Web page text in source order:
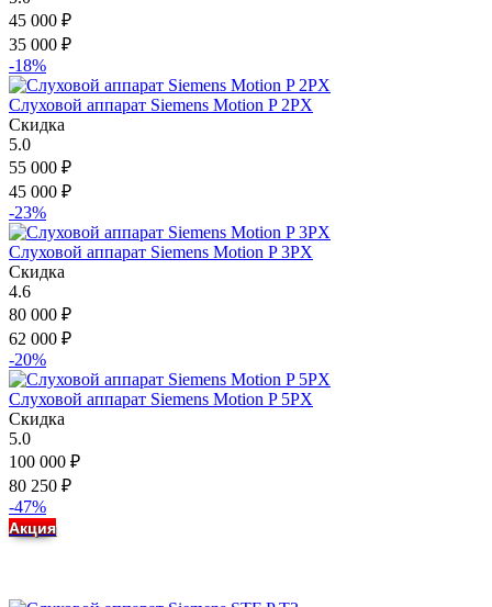
45 000 ₽
35 000 ₽
-18%
Слуховой аппарат Siemens Motion P 2PX
Скидка
5.0
55 000 ₽
45 000 ₽
-23%
Слуховой аппарат Siemens Motion P 3PX
Скидка
4.6
80 000 ₽
62 000 ₽
-20%
Слуховой аппарат Siemens Motion P 5PX
Скидка
5.0
100 000 ₽
80 250 ₽
-47%
Акция